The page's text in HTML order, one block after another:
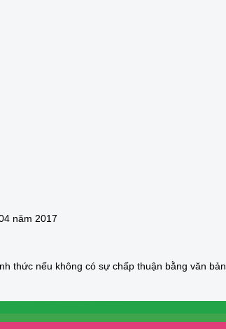
năm 2017
thức nếu không có sự chấp thuận bằng văn bản.